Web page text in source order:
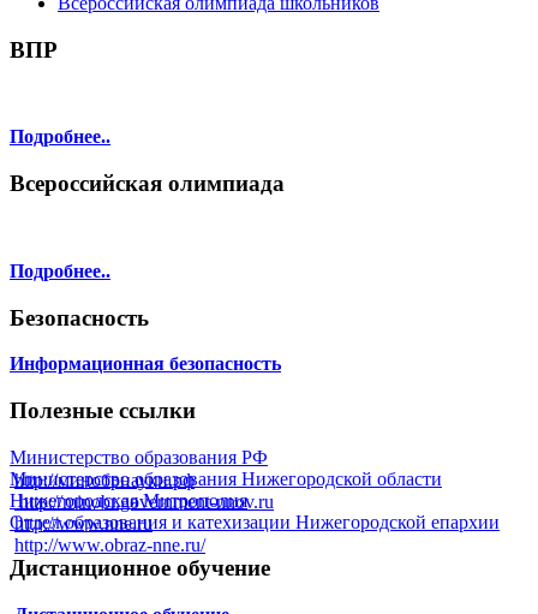
ВПР
Подробнее..
Всероссийская олимпиада
Подробнее..
Безопасность
Информационная безопасность
Полезные ссылки
Министерство образования РФ
http://минобрнауки.рф
Министерство образования Нижегородской области
http://minobr.government-nnov.ru
Нижегородская Митрополия
http://www.nne.ru
Отдел образования и катехизации Нижегородской епархии
http://www.obraz-nne.ru/
Дистанционное обучение